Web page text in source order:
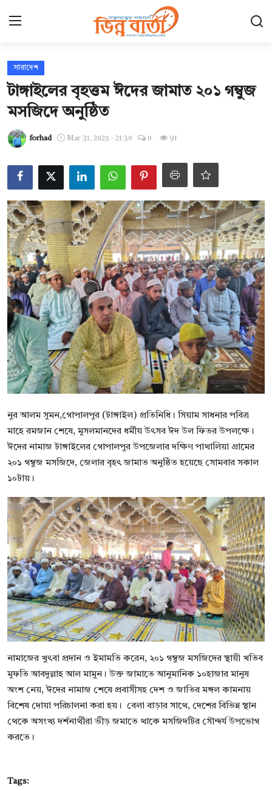
Contact
ছবি ঘর
আন্তর্জাতিক
খেলা
সারাদেশ
বিনোদন
বাণিজ্য
শিল্প ও সাহিত্য
জাতীয়
রাজনীতি
Bangla
সারাদেশ
টাঙ্গাইলের বৃহত্তম ঈদের জামাত ২০১ গম্বুজ
মসজিদে অনুষ্ঠিত
forhad Mar 31, 2025 - 21:30 0 91
নুর আলম সুমন,গোপালপুর (টাঙ্গাইল) প্রতিনিধি। সিয়াম সাধনার পবিত্র
মাহে রমজান শেষে, মুসলমানদের ধর্মীয় উৎসব ঈদ উল ফিতর উপলক্ষে।
ঈদের নামাজ টাঙ্গাইলের গোপালপুর উপজেলার দক্ষিণ পাথালিয়া গ্রামের
২০১ গম্বুজ মসজিদে, জেলার বৃহৎ জামাত অনুষ্ঠিত হয়েছে সোমবার সকাল
১০টায়।
নামাজের খুৎবা প্রদান ও ইমামতি করেন, ২০১ গম্বুজ মসজিদের স্থায়ী খতিব
মুফতি আবদুল্লাহ আল মামুন। উক্ত জামাতে আনুমানিক ১০হাজার মানুষ
অংশ নেয়, ঈদের নামাজ শেষে প্রবাসীসহ দেশ ও জাতির মঙ্গল কামনায়
বিশেষ দোয়া পরিচালনা করা হয়। বেলা বাড়ার সাথে, দেশের বিভিন্ন স্থান
থেকে অসংখ্য দর্শনার্থীরা ভীড় জমাতে থাকে মসজিদটির সৌন্দর্য উপভোগ
করতে।
Tags: